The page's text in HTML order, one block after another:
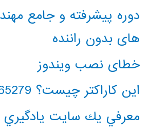
دوره پیشرفته و جامع
های بدون راننده
خطای نصب ویندوز
این کاراکتر چیست؟ 65279
معرفي يك سايت يادگيري